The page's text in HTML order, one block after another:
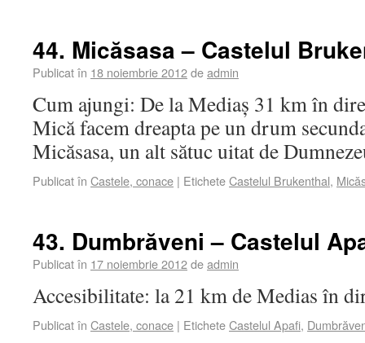
44. Micăsasa – Castelul
Publicat în 18 noiembrie 2012deadmin
Cum ajungi: De la Mediaș 31 km în
Mică facem dreapta pe un drum
Micăsasa, un alt sătuc uitat de
Publicat în Castele, conace | EticheteCastelul Brukenthal,
43. Dumbrăveni – Castelul
Publicat în 17 noiembrie 2012deadmin
Accesibilitate: la 21 km de Medias în
Publicat în Castele, conace | EticheteCastelul Apafi,